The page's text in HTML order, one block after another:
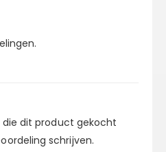
die dit product gekocht
schrijven.